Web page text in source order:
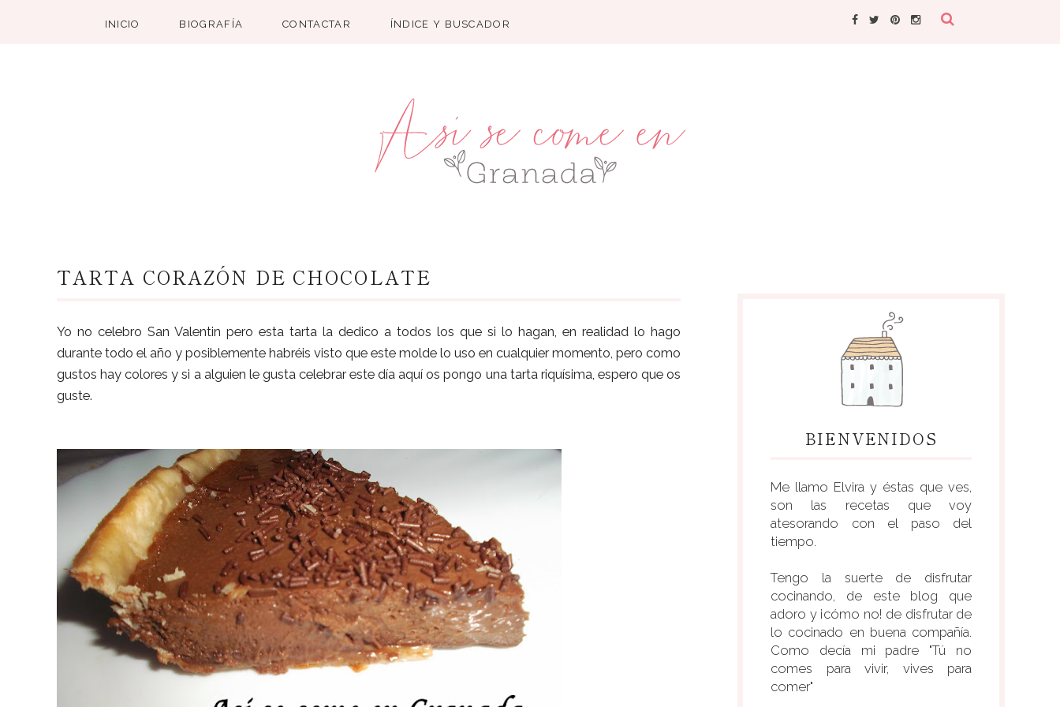
INICIO BIOGRAFÍA CONTACTAR ÍNDICE Y BUSCADOR
TARTA CORAZÓN DE CHOCOLATE
Yo no celebro San Valentin pero esta tarta la dedico a todos los que si lo hagan, en realidad lo hago
durante todo el año y posiblemente habréis visto que este molde lo uso en cualquier momento, pero como
gustos hay colores y si a alguien le gusta celebrar este día aquí os pongo una tarta riquísima, espero que os
guste.
BIENVENIDOS
Me llamo Elvira y éstas que ves,
son las recetas que voy
atesorando con el paso del
tiempo.
Tengo la suerte de disfrutar
cocinando, de este blog que
adoro y ¡cómo no! de disfrutar de
lo cocinado en buena compañía.
Como decía mi padre "Tú no
comes para vivir, vives para
comer"